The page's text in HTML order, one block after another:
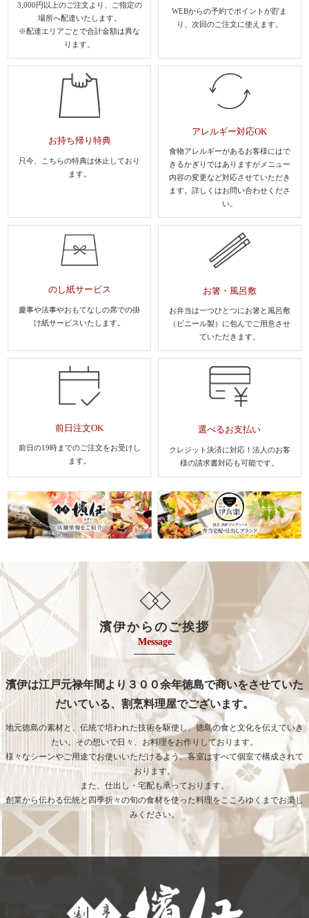
3,000円以上のご注文より、
ご指定の
場所へ配達いたします。
※配達エリアごとで合計金額は異な
ります。
WEBからの予約でポイントが貯ま
り、 次回のご注文に使えます。
お持ち帰り特典
只今、こちらの特典は休止しており
ます。
アレルギー対応OK
食物アレルギーがあるお客様にはで
きるかぎりではありますがメニュー
内容の変更など対応させていただき
ます。 詳しくはお問い合わせくださ
い。
のし紙サービス
慶事や法事やおもてなしの席での掛
け紙サービスいたします。
お箸・風呂敷
お弁当は一つひとつにお箸と風呂敷
（ビニール製）に包んでご用意させ
ていただきます。
前日注文OK
前日の19時までのご注文をお受けし
ます。
選べるお支払い
クレジット決済に対応！法人のお客
様の請求書対応も可能です。
濱伊からのご挨拶
Message
濱伊は江戸元禄年間より３００余年徳島で商いをさせていた
だいている、割烹料理屋でございます。
地元徳島の素材と、伝統で培われた技術を駆使し、徳島の食と文化を伝えていき
たい。その想いで日々、お料理をお作りしております。
様々なシーンやご用途でお使いいただけるよう、客室はすべて個室で構成されて
おります。
また、仕出し・宅配も承っております。
創業から伝わる伝統と四季折々の旬の食材を使った料理をこころゆくまでお楽し
みください。